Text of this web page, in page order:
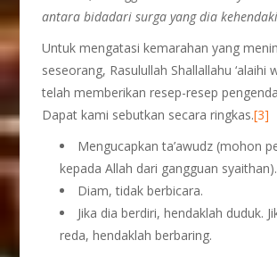
antara bidadari surga yang dia kehendaki
Untuk mengatasi kemarahan yang
seseorang, Rasulullah Shallallahu ‘alaihi
telah memberikan resep-resep
Dapat kami sebutkan secara ringkas.[3]
Mengucapkan ta’awudz (mohon
kepada Allah dari gangguan syaithan).
Diam, tidak berbicara.
Jika dia berdiri, hendaklah duduk.
reda, hendaklah berbaring.